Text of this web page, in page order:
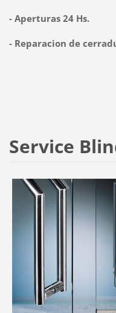
- Aperturas 24 Hs.
- Reparacion de
Service